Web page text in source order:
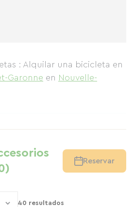
: Alquilar una bicicleta en
Garonne en Nouvelle-
Reservar
40 resultados